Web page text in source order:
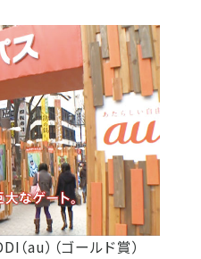
（au）（ゴールド賞）